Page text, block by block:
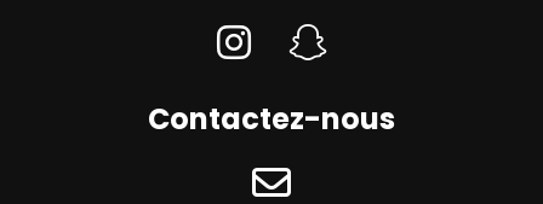
Contactez-nous